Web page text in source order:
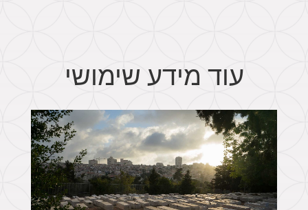
עוד מידע שימושי